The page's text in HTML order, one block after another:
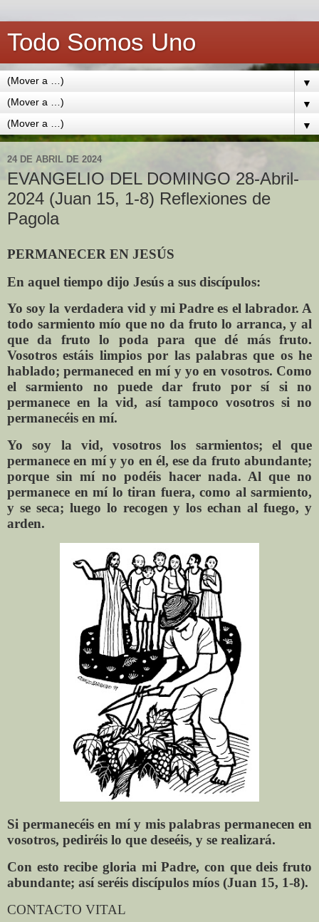
Todo Somos Uno
▼
▼
▼
24 DE ABRIL DE 2024
EVANGELIO DEL DOMINGO 28-Abril-
2024 (Juan 15, 1-8) Reflexiones de
Pagola
PERMANECER EN JESÚS
En aquel tiempo dijo Jesús a sus discípulos:
Yo soy la verdadera vid y mi Padre es el labrador. A
todo sarmiento mío que no da fruto lo arranca, y al
que da fruto lo poda para que dé más fruto.
Vosotros estáis limpios por las palabras que os he
hablado; permaneced en mí y yo en vosotros. Como
el sarmiento no puede dar fruto por sí si no
permanece en la vid, así tampoco vosotros si no
permanecéis en mí.
Yo soy la vid, vosotros los sarmientos; el que
permanece en mí y yo en él, ese da fruto abundante;
porque sin mí no podéis hacer nada. Al que no
permanece en mí lo tiran fuera, como al sarmiento,
y se seca; luego lo recogen y los echan al fuego, y
arden.
Si permanecéis en mí y mis palabras permanecen en
vosotros, pediréis lo que deseéis, y se realizará.
Con esto recibe gloria mi Padre, con que deis fruto
abundante; así seréis discípulos míos (Juan 15, 1-8).
CONTACTO VITAL